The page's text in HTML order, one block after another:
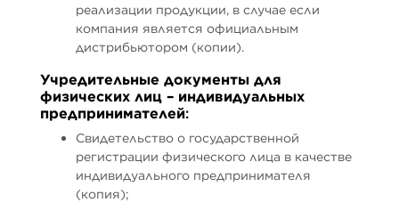
реализации продукции, в случае если
компания является официальным
дистрибьютором (копии).
Учредительные документы для
физических лиц – индивидуальных
предпринимателей:
Свидетельство о государственной
регистрации физического лица в качестве
индивидуального предпринимателя
(копия);